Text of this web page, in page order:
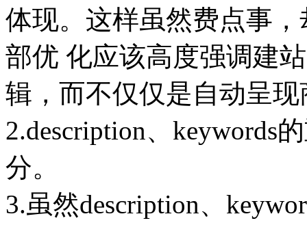
体现。这样虽然费点事
部优 化应该高度强调建
辑，而不仅仅是自动呈
2.description、keywords
分。
3.虽然description、